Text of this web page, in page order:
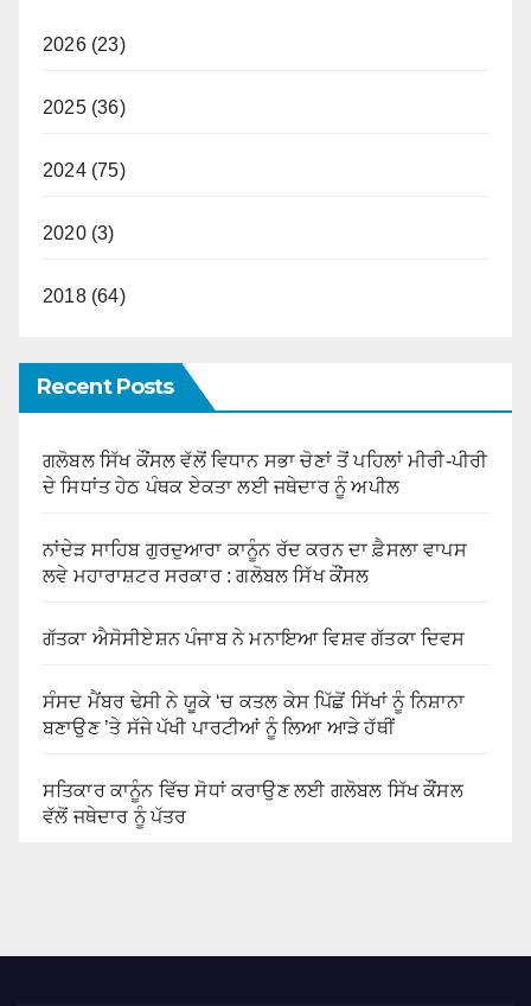
2026 (23)
2025 (36)
2024 (75)
2020 (3)
2018 (64)
Recent Posts
ਗਲੋਬਲ ਸਿੱਖ ਕੌਂਸਲ ਵੱਲੋਂ ਵਿਧਾਨ ਸਭਾ ਚੋਣਾਂ ਤੋਂ ਪਹਿਲਾਂ ਮੀਰੀ-ਪੀਰੀ
ਦੇ ਸਿਧਾਂਤ ਹੇਠ ਪੰਥਕ ਏਕਤਾ ਲਈ ਜਥੇਦਾਰ ਨੂੰ ਅਪੀਲ
ਨਾਂਦੇੜ ਸਾਹਿਬ ਗੁਰਦੁਆਰਾ ਕਾਨੂੰਨ ਰੱਦ ਕਰਨ ਦਾ ਫ਼ੈਸਲਾ ਵਾਪਸ
ਲਵੇ ਮਹਾਰਾਸ਼ਟਰ ਸਰਕਾਰ : ਗਲੋਬਲ ਸਿੱਖ ਕੌਂਸਲ
ਗੱਤਕਾ ਐਸੋਸੀਏਸ਼ਨ ਪੰਜਾਬ ਨੇ ਮਨਾਇਆ ਵਿਸ਼ਵ ਗੱਤਕਾ ਦਿਵਸ
ਸੰਸਦ ਮੈਂਬਰ ਢੇਸੀ ਨੇ ਯੂਕੇ ‘ਚ ਕਤਲ ਕੇਸ ਪਿੱਛੋਂ ਸਿੱਖਾਂ ਨੂੰ ਨਿਸ਼ਾਨਾ
ਬਣਾਉਣ ’ਤੇ ਸੱਜੇ ਪੱਖੀ ਪਾਰਟੀਆਂ ਨੂੰ ਲਿਆ ਆੜੇ ਹੱਥੀਂ
ਸਤਿਕਾਰ ਕਾਨੂੰਨ ਵਿੱਚ ਸੋਧਾਂ ਕਰਾਉਣ ਲਈ ਗਲੋਬਲ ਸਿੱਖ ਕੌਂਸਲ
ਵੱਲੋਂ ਜਥੇਦਾਰ ਨੂੰ ਪੱਤਰ